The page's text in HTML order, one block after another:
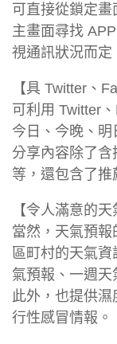
可直接從鎖定
主畫面尋找 APP
視通訊狀況而定
【具 Twitter、
可利用 Twitter
今日、今晚、明
分享內容除了
等，還包含了推
【令人滿意的天
當然，天氣預
區町村的天氣
氣預報、一週天
此外，也提供
行性感冒情報。